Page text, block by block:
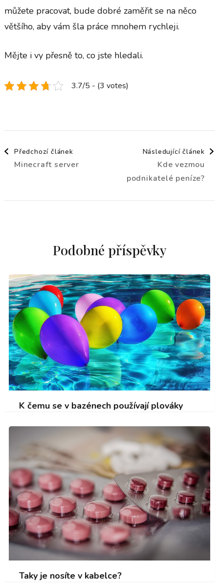
můžete pracovat, bude dobré zaměřit se na něco
většího, aby vám šla práce mnohem rychleji.
Mějte i vy přesně to, co jste hledali.
3.7/5 - (3 votes)
Navigace
příspěvku
Předchozí článek
Minecraft server
Následující článek
Kde vezmou
podnikatelé peníze?
Podobné příspěvky
K čemu se v bazénech používají plováky
Taky je nosíte v kabelce?